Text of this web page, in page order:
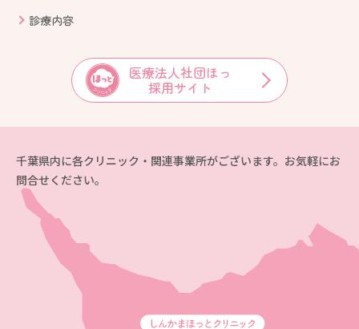
診療内容
医療法人社団ほっ
採用サイト
千葉県内に各クリニック・関連事業所がございます。お気軽にお
問合せください。